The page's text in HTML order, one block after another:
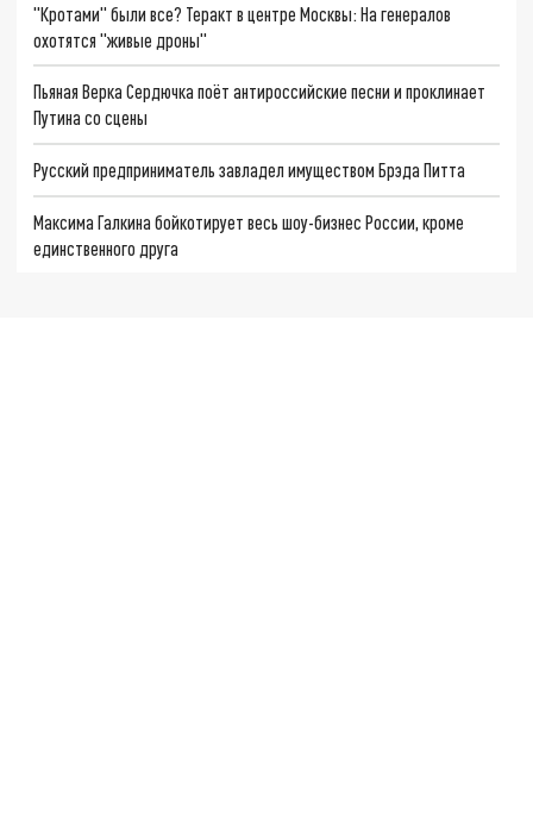
"Кротами" были все? Теракт в центре Москвы: На генералов
охотятся "живые дроны"
Пьяная Верка Сердючка поёт антироссийские песни и проклинает
Путина со сцены
Русский предприниматель завладел имуществом Брэда Питта
Максима Галкина бойкотирует весь шоу-бизнес России, кроме
единственного друга